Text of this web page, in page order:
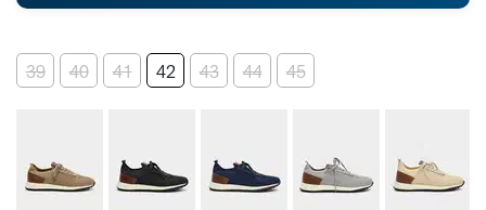
39 40 41 42 43 44 45